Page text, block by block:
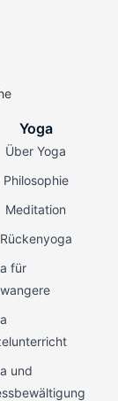
Yoga
Über Yoga
Philosophie
Meditation
Rückenyoga
für
und